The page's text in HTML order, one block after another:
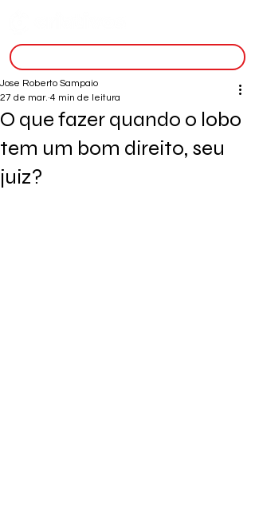
O que fazer quando o lobo
tem um bom direito, seu
juiz?
Jose Roberto Sampaio
27 de mar. 4 min de leitura